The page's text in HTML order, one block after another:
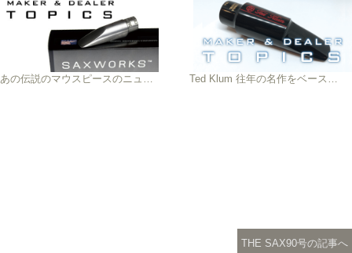
あの伝説のマウスピースのニューモデル！ ファットで密度のある音色を手に入れよう Ted Klum 往年の名作をベースに、ハンドメイド製造が生む唯一無二のサウンド
THE SAX90号の記事へ